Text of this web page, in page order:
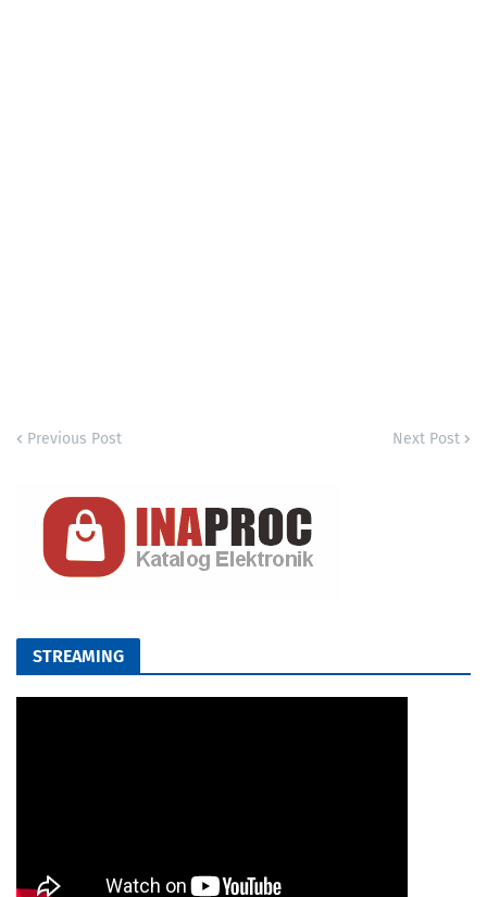
Previous Post Next Post
STREAMING